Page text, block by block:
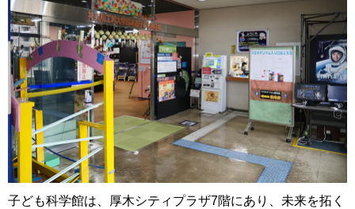
子ども科学館は、厚木シティプラザ7階にあり、未来を拓く